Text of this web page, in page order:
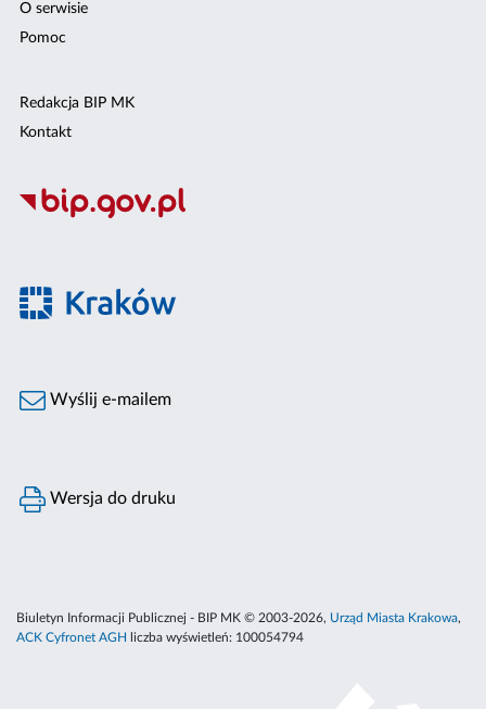
O serwisie
Pomoc
Redakcja BIP MK
Kontakt
Wyślij e-mailem
Wersja do druku
Biuletyn Informacji Publicznej - BIP MK © 2003-2026, Urząd Miasta Krakowa,
ACK Cyfronet AGH
liczba wyświetleń: 100054794